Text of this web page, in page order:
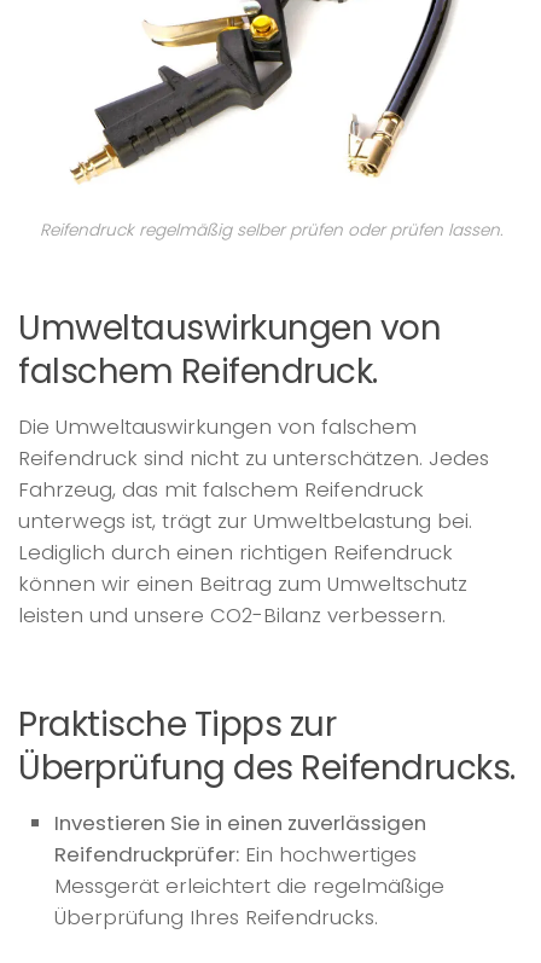
Reifendruck regelmäßig selber prüfen oder prüfen lassen.
Umweltauswirkungen von
falschem Reifendruck.
Die Umweltauswirkungen von falschem
Reifendruck sind nicht zu unterschätzen. Jedes
Fahrzeug, das mit falschem Reifendruck
unterwegs ist, trägt zur Umweltbelastung bei.
Lediglich durch einen richtigen Reifendruck
können wir einen Beitrag zum Umweltschutz
leisten und unsere CO2-Bilanz verbessern.
Praktische Tipps zur
Überprüfung des Reifendrucks.
Investieren Sie in einen zuverlässigen
Reifendruckprüfer: Ein hochwertiges
Messgerät erleichtert die regelmäßige
Überprüfung Ihres Reifendrucks.